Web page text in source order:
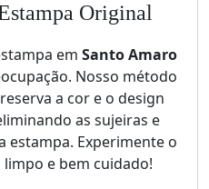
Original
em Santo Amaro
Nosso método
a cor e o design
as sujeiras e
estampa. Experimente o
e bem cuidado!